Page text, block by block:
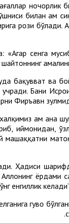
ночорлик
билан ҳам
рози бўлади.
«Агар сенга
шайтоннинг
бақувват ва
учради. Бани
Фиръавн
ҳам ана
иймонидан,
машаққатни
Ҳадиси
енгиллик
гувоҳ